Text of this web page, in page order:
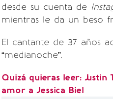
desde su cuenta de
mientras le da un beso
El cantante de 37 años
“medianoche”.
Quizá quieras leer:
amor a Jessica Biel